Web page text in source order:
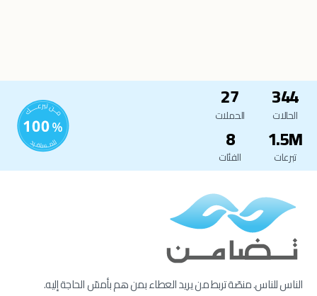
344
الحالات
27
الحملات
1.5M
تبرعات
8
الفئات
الناس للناس. منصّة تربط من يريد العطاء بمن هم بأمسّ الحاجة إليه.